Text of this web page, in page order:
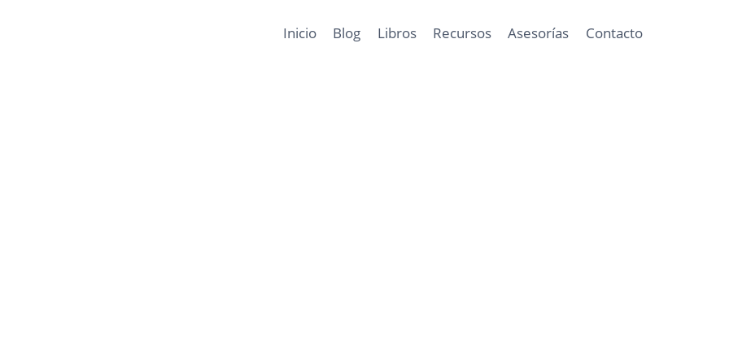
Inicio Blog Libros Recursos Asesorías Contacto